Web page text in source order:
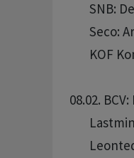
KOF
08.02.